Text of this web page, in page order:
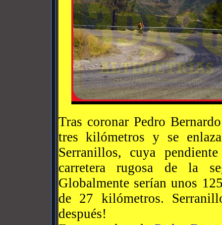
Tras coronar Pedro
tres kilómetros y se
Serranillos, cuya
carretera rugosa de la
Globalmente serían unos
de 27 kilómetros.
después!